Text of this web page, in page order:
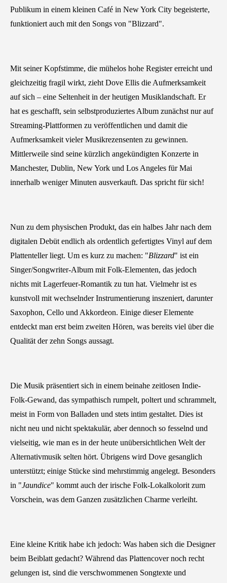
Publikum in einem kleinen Café in New York City begeisterte,
funktioniert auch mit den Songs von "Blizzard".
Mit seiner Kopfstimme, die mühelos hohe Register erreicht und
gleichzeitig fragil wirkt, zieht Dove Ellis die Aufmerksamkeit
auf sich – eine Seltenheit in der heutigen Musiklandschaft. Er
hat es geschafft, sein selbstproduziertes Album zunächst nur auf
Streaming-Plattformen zu veröffentlichen und damit die
Aufmerksamkeit vieler Musikrezensenten zu gewinnen.
Mittlerweile sind seine kürzlich angekündigten Konzerte in
Manchester, Dublin, New York und Los Angeles für Mai
innerhalb weniger Minuten ausverkauft. Das spricht für sich!
Nun zu dem physischen Produkt, das ein halbes Jahr nach dem
digitalen Debüt endlich als ordentlich gefertigtes Vinyl auf dem
Plattenteller liegt. Um es kurz zu machen: "Blizzard" ist ein
Singer/Songwriter-Album mit Folk-Elementen, das jedoch
nichts mit Lagerfeuer-Romantik zu tun hat. Vielmehr ist es
kunstvoll mit wechselnder Instrumentierung inszeniert, darunter
Saxophon, Cello und Akkordeon. Einige dieser Elemente
entdeckt man erst beim zweiten Hören, was bereits viel über die
Qualität der zehn Songs aussagt.
Die Musik präsentiert sich in einem beinahe zeitlosen Indie-
Folk-Gewand, das sympathisch rumpelt, poltert und schrammelt,
meist in Form von Balladen und stets intim gestaltet. Dies ist
nicht neu und nicht spektakulär, aber dennoch so fesselnd und
vielseitig, wie man es in der heute unübersichtlichen Welt der
Alternativmusik selten hört. Übrigens wird Dove gesanglich
unterstützt; einige Stücke sind mehrstimmig angelegt. Besonders
in "Jaundice" kommt auch der irische Folk-Lokalkolorit zum
Vorschein, was dem Ganzen zusätzlichen Charme verleiht.
Eine kleine Kritik habe ich jedoch: Was haben sich die Designer
beim Beiblatt gedacht? Während das Plattencover noch recht
gelungen ist, sind die verschwommenen Songtexte und